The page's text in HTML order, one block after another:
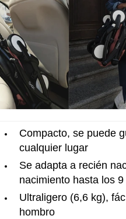
Compacto, se puede
cualquier lugar
Se adapta a recién
nacimiento hasta los 9
Ultraligero (6,6 kg),
hombro